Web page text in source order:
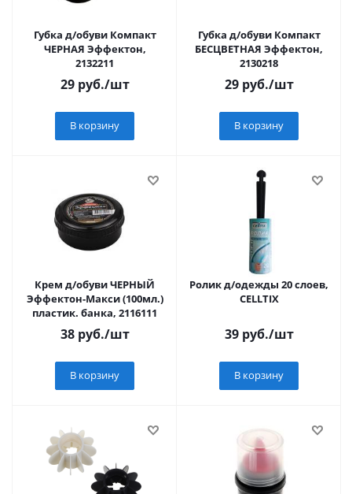
Губка д/обуви Компакт
ЧЕРНАЯ Эффектон,
2132211
29руб./шт
В корзину
Губка д/обуви Компакт
БЕСЦВЕТНАЯ Эффектон,
2130218
29руб./шт
В корзину
Крем д/обуви ЧЕРНЫЙ
Эффектон-Макси (100мл.)
пластик. банка, 2116111
38руб./шт
В корзину
Ролик д/одежды 20 слоев,
CELLTIX
39руб./шт
В корзину